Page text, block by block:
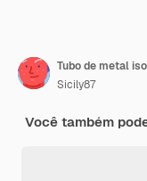
Tubo de metal
Sicily87
Você também